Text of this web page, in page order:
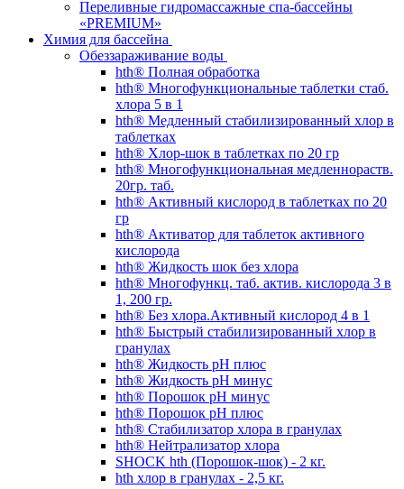
Переливные гидромассажные спа-бассейны
«PREMIUM»
Химия для бассейна
Обеззараживание воды
hth® Полная обработка
hth® Многофункциональные таблетки стаб.
хлора 5 в 1
hth® Медленный стабилизированный хлор в
таблетках
hth® Хлор-шок в таблетках по 20 гр
hth® Многофункциональная медленнораств.
20гр. таб.
hth® Активный кислород в таблетках по 20
гр
hth® Активатор для таблеток активного
кислорода
hth® Жидкость шок без хлора
hth® Многофункц. таб. актив. кислорода 3 в
1, 200 гр.
hth® Без хлора.Активный кислород 4 в 1
hth® Быстрый стабилизированный хлор в
гранулах
hth® Жидкость pH плюс
hth® Жидкость pH минус
hth® Порошок pH минус
hth® Порошок pH плюс
hth® Стабилизатор хлора в гранулах
hth® Нейтрализатор хлора
SHOCK hth (Порошок-шок) - 2 кг.
hth хлор в гранулах - 2,5 кг.